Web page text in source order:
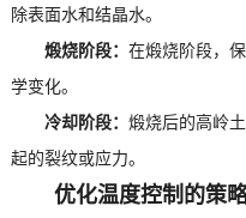
除表面水和结晶水。
煅烧阶段： 在煅烧阶段，
学变化。
冷却阶段： 煅烧后的高岭
起的裂纹或应力。
优化温度控制的策